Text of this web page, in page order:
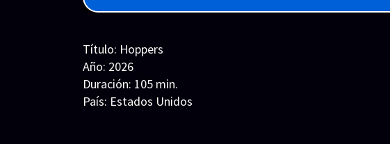
Título: Hoppers
Año: 2026
Duración: 105 min.
País: Estados Unidos